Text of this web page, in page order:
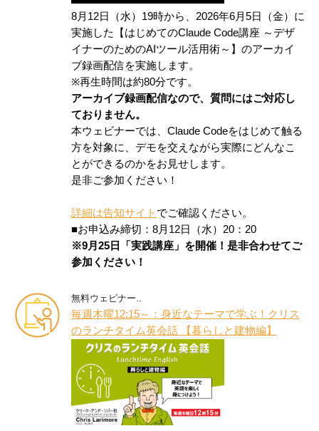
8月12日（水）19時から、2026年6月5日（金）に
実施した【はじめてのClaude Code講座 ～デザ
イナーのためのAIツール活用術～】のアーカイ
ブ録画配信を実施します。
※再生時間は約80分です。
アーカイブ録画配信なので、質問にはご対応し
ておりません。
本ウェビナーでは、Claude Codeをはじめて触る
方を対象に、デモを交えながら実際にどんなこ
とができるのかをお見せします。
是非ご参加ください！
詳細は告知サイト でご確認ください。
■お申込み締切：8月12日（水）20：20
※9月25日「実践講座」を開催！是非合わせてご
参加ください！
無料ウェビナー..
毎週木曜12:15～：身近なテーマで学ぶ！クリス
のランチタイム英会話 【暮らしと建物編】